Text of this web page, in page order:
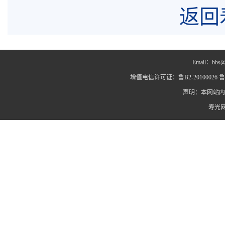
返回
Email：
增值电信许可证：鲁B2-20100026
声明：本网站
寿光